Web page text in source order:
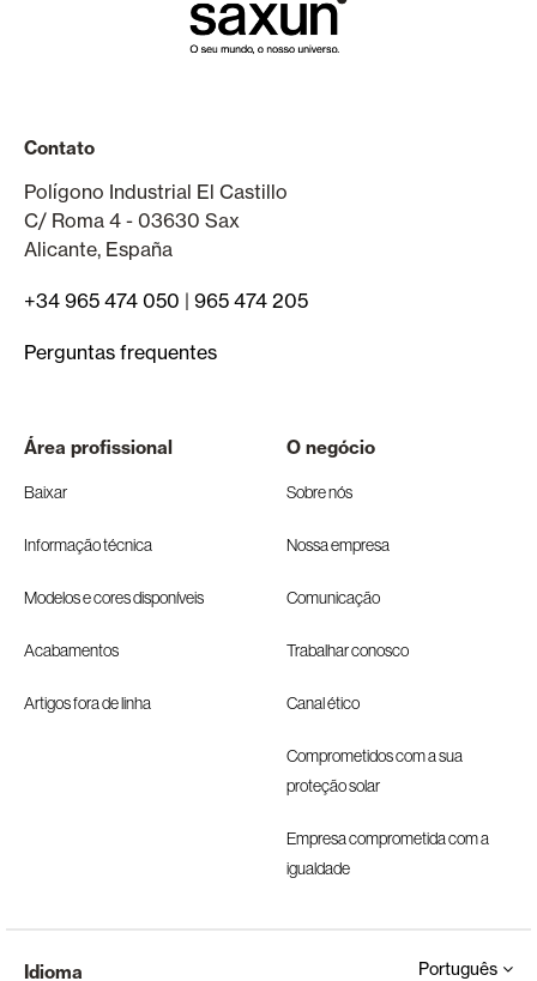
Contato
Polígono Industrial El Castillo
C/ Roma 4 - 03630 Sax
Alicante, España
+34 965 474 050 | 965 474 205
Perguntas frequentes
Área profissional
Baixar
Informação técnica
Modelos e cores disponíveis
Acabamentos
Artigos fora de linha
O negócio
Sobre nós
Nossa empresa
Comunicação
Trabalhar conosco
Canal ético
Comprometidos com a sua
proteção solar
Empresa comprometida com a
igualdade
Idioma Português